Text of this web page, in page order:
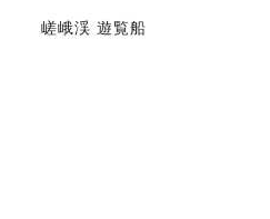
嵯峨渓 遊覧船